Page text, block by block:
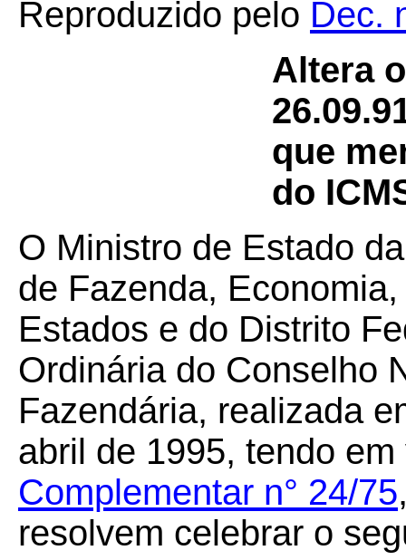
Reproduzido pelo Dec.
Altera
que
do
O Ministro de Estado
de Fazenda,
Estados e do Distrito
Ordinária do Conselho
Fazendária, realizada
abril de 1995, tendo
Complementar n° 24/75
resolvem celebrar o